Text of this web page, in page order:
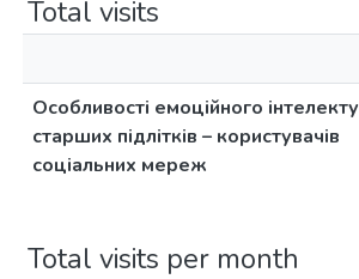
Total visits
Особливості емоційного інтелекту
старших підлітків – користувачів
соціальних мереж
Total visits per month